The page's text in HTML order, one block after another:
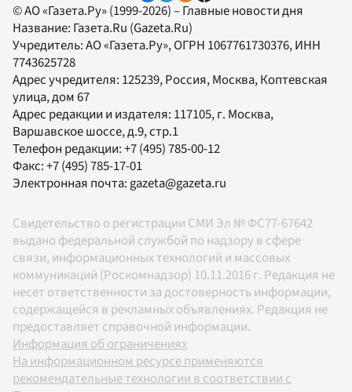
© АО «Газета.Ру» (1999-2026) – Главные новости дня
Название: Газета.Ru (Gazeta.Ru)
Учредитель:АО «Газета.Ру», ОГРН 1067761730376, ИНН
7743625728
Адрес учредителя: 125239, Россия, Москва, Коптевская
улица, дом 67
Адрес редакции и издателя: 117105, г. Москва,
Варшавское шоссе, д.9, стр.1
Телефон редакции:+7 (495) 785-00-12
Факс:+7 (495) 785-17-01
Электронная почта: gazeta@gazeta.ru
Свидетельство о регистрации СМИ Эл № ФС77-67642
выдано федеральной службой по надзору в сфере
связи, информационных технологий и массовых
коммуникаций (Роскомнадзор) 10.11.2016 г. Редакция не
несет ответственности за достоверность информации,
содержащейся в рекламных объявлениях. Редакция не
предоставляет справочной информации.
Информация об ограничениях
На информационном ресурсе применяются
рекомендательные технологии в соответствии с